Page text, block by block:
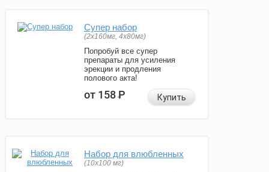
Супер набор
(2х160мг, 4х80мг)
Попробуй все супер
препараты для усиления
эрекции и продления
полового акта!
от 158Р Купить
Набор для влюбленных
(10х100 мг)